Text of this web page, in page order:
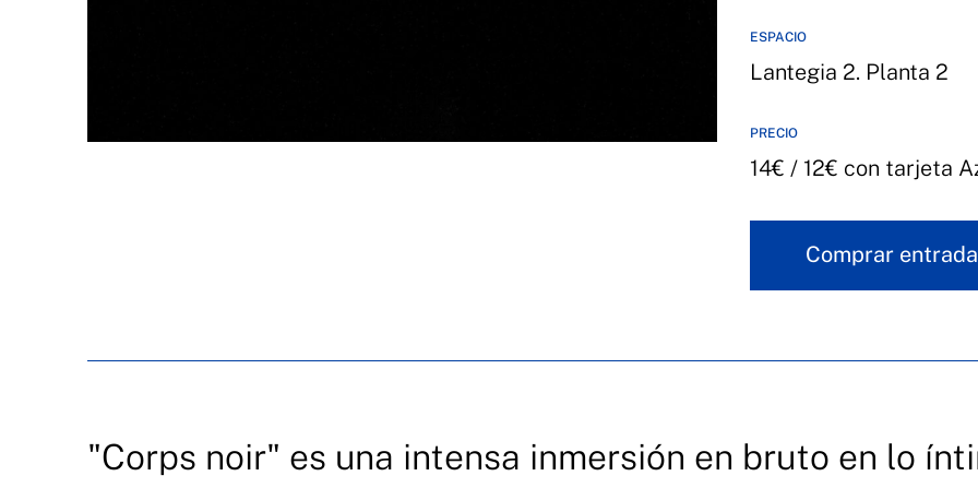
ESPACIO
Lantegia 2. Planta 2
PRECIO
14€ / 12€ con tarjeta
Comprar
"Corps noir" es una intensa inmersión en bruto en lo